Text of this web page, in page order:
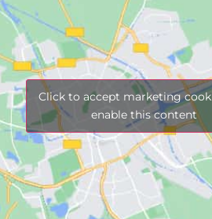
Click to accept marketing
enable this content